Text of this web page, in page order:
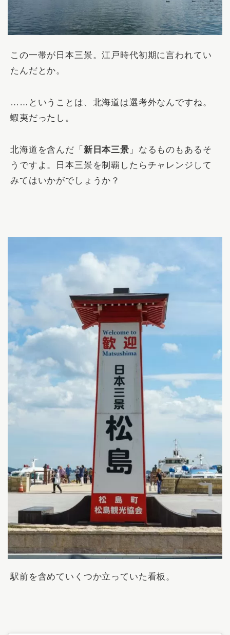
この一帯が日本三景。江戸時代初期に言われてい
たんだとか。
……ということは、北海道は選考外なんですね。
蝦夷だったし。
北海道を含んだ「 新日本三景 」なるものもあるそ
うですよ。日本三景を制覇したらチャレンジして
みてはいかがでしょうか？
駅前を含めていくつか立っていた看板。